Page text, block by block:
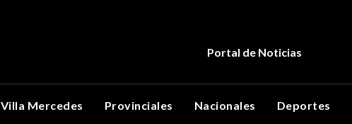
Portal de Noticias
Villa Mercedes Provinciales Nacionales Deportes